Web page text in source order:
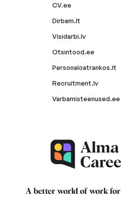
CV.ee
Dirbam.lt
Visidarbi.lv
Otsintood.ee
Personaloatrankos.lt
Recruitment.lv
Varbamisteenused.ee
A better world of work for